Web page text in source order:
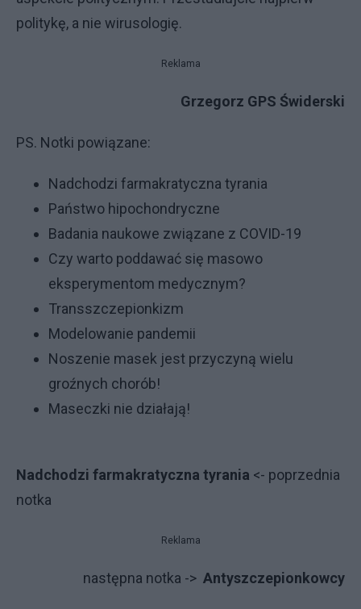
politykę, a nie wirusologię.
Reklama
Grzegorz GPS Świderski
PS. Notki powiązane:
Nadchodzi farmakratyczna tyrania
Państwo hipochondryczne
Badania naukowe związane z COVID-19
Czy warto poddawać się masowo
eksperymentom medycznym?
Transszczepionkizm
Modelowanie pandemii
Noszenie masek jest przyczyną wielu
groźnych chorób!
Maseczki nie działają!
Nadchodzi farmakratyczna tyrania <- poprzednia
notka
Reklama
następna notka -> Antyszczepionkowcy